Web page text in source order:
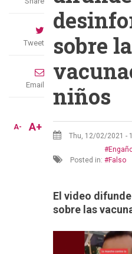
Tweet
Email
A- A+
sobre la
niños
Thu, 12/02/2021 -
Posted in:
Falso
El video
sobre las